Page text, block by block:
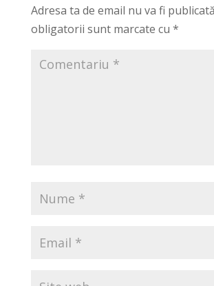
Adresa ta de email nu va fi
obligatorii sunt marcate cu *